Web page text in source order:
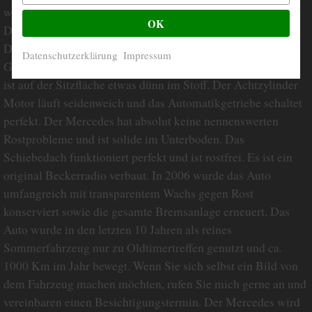
wurden alle nötigen Wartungen und Arbeiten durchgeführt.
Der Innenraum ist gepflegt, das Holz ist tadellos erhalten.
Der Lack sowie der Chrom ist sehr gut und diverse
Gummidichtungen wurden bereits erneuert. Der Fahrersitz
ist auf der Sitzfläche etwas dünn im Stoff. Der Achtzylinder
Motor läuft seidenweich und das Automatikgetriebe schaltet
perfekt. Der Mercedes hat absolut keine nennenswerten
Rostprobleme und ist solide im Unterboden. Das
Schiebedach funktioniert perfekt und ist rostfrei. Es ist ein
original Beckerradio verbaut. In 2006 wurde das Auto
umfangreich mit transparentem Wachs gegen Rost
konserviert sowie die gesamte Bremsanlage erneuert. Das
Auto wurde in den letzten 10 Jahren als reines
Sommerfahrzeug nur zu Oldtimertreffen genutzt und ca.
1000 Km im Jahr bewegt. Wenn Sie sich selbst ein Bild von
dem Fahrzeug machen möchten, rufen Sie mich gerne an und
vereinbaren einen Besichtigungstermin. Der Mercedes wird
OK
Datenschutzerklärung Impressum